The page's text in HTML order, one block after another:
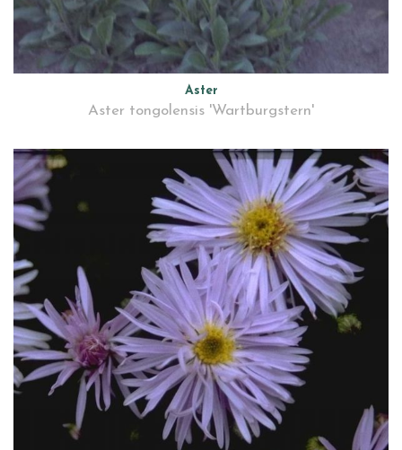
Aster
Aster tongolensis 'Wartburgstern'